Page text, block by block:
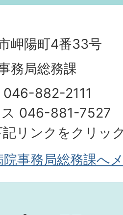
岬陽町4番33号
務局総務課
046-882-2111
046-881-7527
リンクをクリッ
院事務局総務課へ